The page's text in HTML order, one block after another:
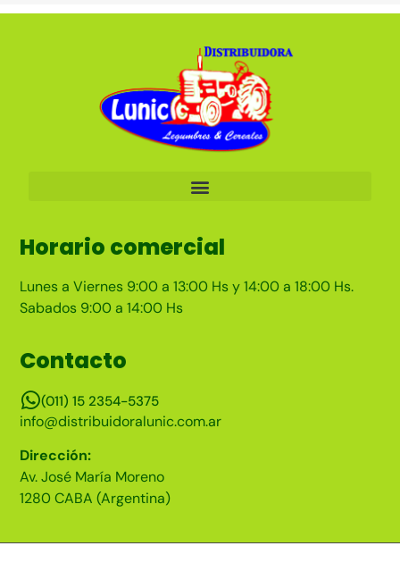
Horario comercial
Lunes a Viernes 9:00 a 13:00 Hs y 14:00 a 18:00 Hs.
Sabados 9:00 a 14:00 Hs
Contacto
(011) 15 2354-5375
info@distribuidoralunic.com.ar
Dirección:
Av. José María Moreno
1280 CABA (Argentina)